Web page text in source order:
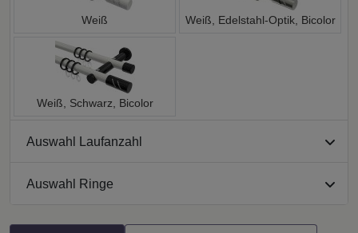
Weiß Weiß, Edelstahl-Optik, Bicolor
Weiß, Schwarz, Bicolor
Auswahl Laufanzahl
Auswahl Ringe